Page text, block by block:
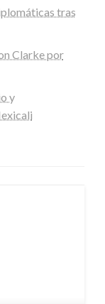
tras
Clarke por
y